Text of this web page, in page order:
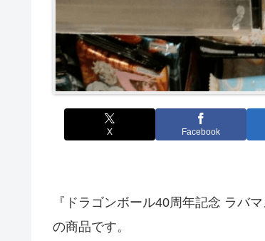
X Facebook
『ドラゴンボール40周年記念 ラバ
の商品です。